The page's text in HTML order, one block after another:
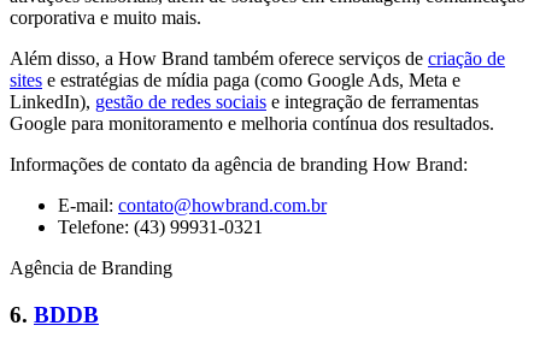
corporativa e muito mais.
Além disso, a How Brand também oferece serviços de criação de
sites e estratégias de mídia paga (como Google Ads, Meta e
LinkedIn), gestão de redes sociais e integração de ferramentas
Google para monitoramento e melhoria contínua dos resultados.
Informações de contato da agência de branding How Brand:
E-mail: contato@howbrand.com.br
Telefone: (43) 99931-0321
Agência de Branding
6. BDDB